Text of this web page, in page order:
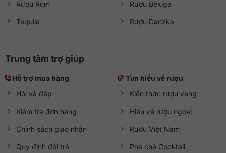
Rượu Rum
Tequila
Rượu Beluga
Rượu Danzka
Trung tâm trợ giúp
Hỗ trợ mua hàng
Hỏi và đáp
Kiểm tra đơn hàng
Chính sách giao nhận
Quy định đổi trả
Tìm hiểu về rượu
Kiến thức rượu vang
Hiểu về rượu ngoại
Rượu Việt Nam
Pha chế Cocktail